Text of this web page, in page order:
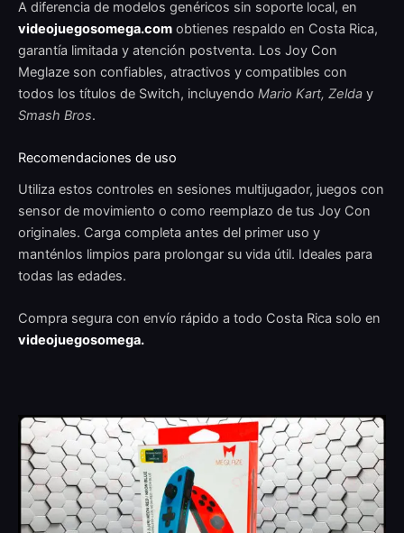
A diferencia de modelos genéricos sin soporte local, en
videojuegosomega.com obtienes respaldo en Costa Rica,
garantía limitada y atención postventa. Los Joy Con
Meglaze son confiables, atractivos y compatibles con
todos los títulos de Switch, incluyendo Mario Kart, Zelda y
Smash Bros.
Recomendaciones de uso
Utiliza estos controles en sesiones multijugador, juegos con
sensor de movimiento o como reemplazo de tus Joy Con
originales. Carga completa antes del primer uso y
manténlos limpios para prolongar su vida útil. Ideales para
todas las edades.
Compra segura con envío rápido a todo Costa Rica solo en
videojuegosomega.